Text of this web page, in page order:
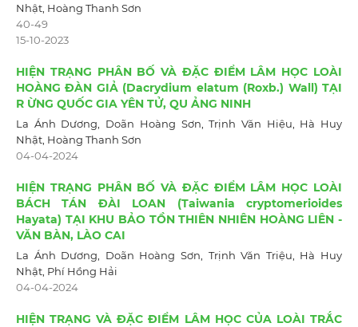
Nhật, Hoàng Thanh Sơn
40-49
15-10-2023
HIỆN TRẠNG PHÂN BỐ VÀ ĐẶC ĐIỂM LÂM HỌC LOÀI
HOÀNG ĐÀN GIẢ (Dacrydium elatum (Roxb.) Wall) TẠI
R ỪNG QUỐC GIA YÊN TỬ, QU ẢNG NINH
La Ánh Dương, Doãn Hoàng Sơn, Trịnh Văn Hiệu, Hà Huy
Nhật, Hoàng Thanh Sơn
04-04-2024
HIỆN TRẠNG PHÂN BỐ VÀ ĐẶC ĐIỂM LÂM HỌC LOÀI
BÁCH TÁN ĐÀI LOAN (Taiwania cryptomerioides
Hayata) TẠI KHU BẢO TỒN THIÊN NHIÊN HOÀNG LIÊN -
VĂN BÀN, LÀO CAI
La Ánh Dương, Doãn Hoàng Sơn, Trịnh Văn Triệu, Hà Huy
Nhật, Phí Hồng Hải
04-04-2024
HIỆN TRẠNG VÀ ĐẶC ĐIỂM LÂM HỌC CỦA LOÀI TRẮC